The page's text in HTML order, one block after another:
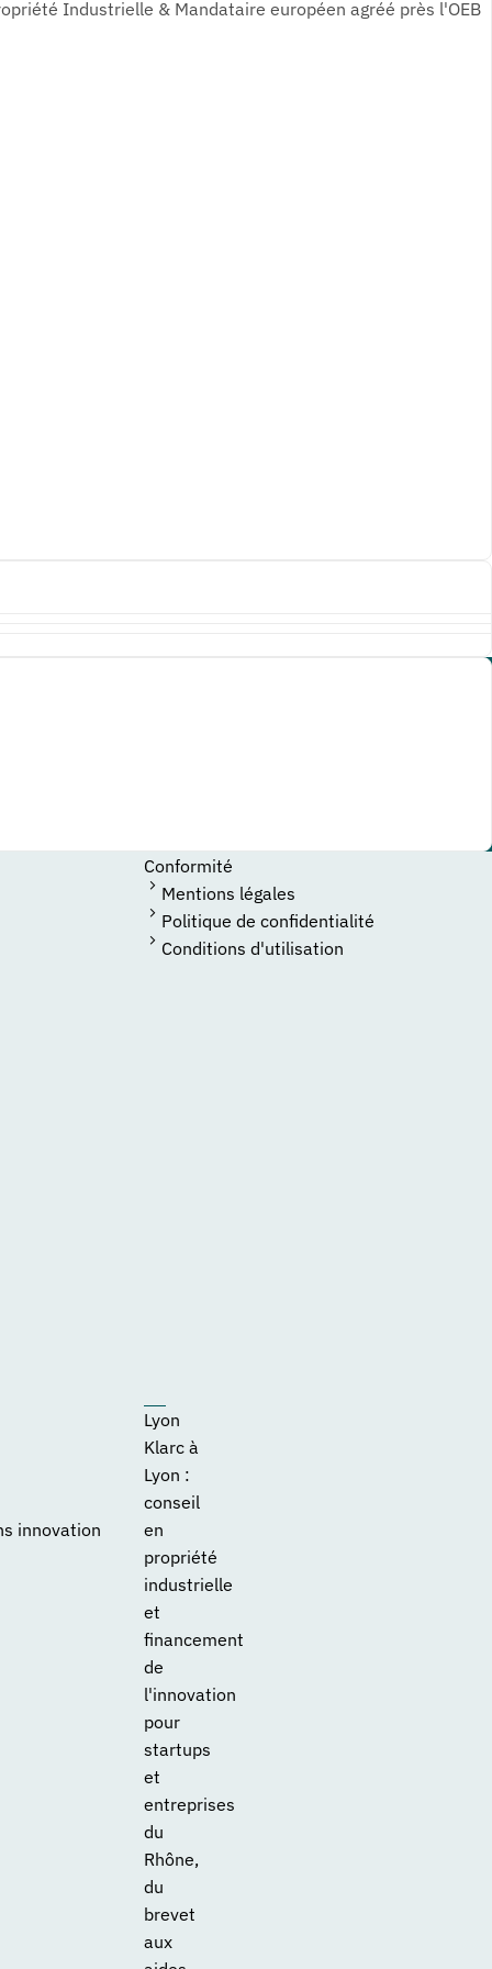
Industrielle & Mandataire européen agréé près l'OEB
Conformité
Mentions légales
Politique de confidentialité
Conditions d'utilisation
innovation
Lyon
Klarc à
Lyon :
conseil
en
propriété
industrielle
et
financement
de
l'innovation
pour
startups
et
entreprises
du
Rhône,
du
brevet
aux